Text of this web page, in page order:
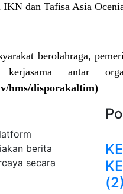
dan Tafisa Asia
berolahraga,
kerjasama antar
hms/disporakaltim)
berita
secara
(2)